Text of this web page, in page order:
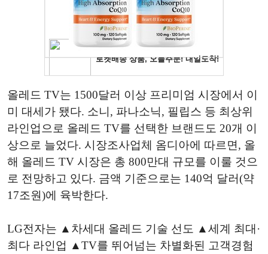
올레드 TV는 1500달러 이상 프리미엄 시장에서 이
미 대세가 됐다. 소니, 파나소닉, 필립스 등 최상위
라인업으로 올레드 TV를 선택한 브랜드도 20개 이
상으로 늘었다. 시장조사업체 옴디아에 따르면, 올
해 올레드 TV 시장은 총 800만대 규모를 이룰 것으
로 전망하고 있다. 금액 기준으로는 140억 달러(약
17조원)에 육박한다.
LG전자는 ▲차세대 올레드 기술 선도 ▲세계 최대·
최다 라인업 ▲TV를 뛰어넘는 차별화된 고객경험